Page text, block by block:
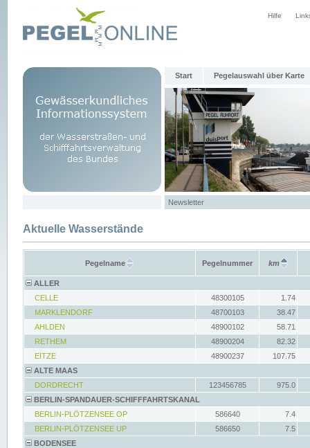
Hilfe
Start Pegelauswahl über Karte
Newsletter
Aktuelle Wasserstände
Pegelname Pegelnummer km
ALLER
CELLE
48300105
1.74
MARKLENDORF
48700103
38.47
AHLDEN
48900102
58.71
RETHEM
48900204
82.32
EITZE
48900237
107.75
ALTE MAAS
DORDRECHT
123456785
975.0
BERLIN-SPANDAUER-SCHIFFFAHRTSKANAL
BERLIN-PLÖTZENSEE OP
586640
7.4
BERLIN-PLÖTZENSEE UP
586650
7.5
BODENSEE